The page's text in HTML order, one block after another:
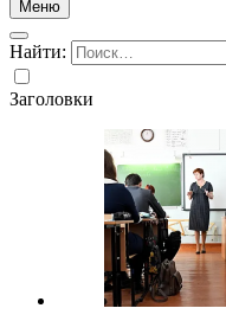
Меню
Найти:
Заголовки